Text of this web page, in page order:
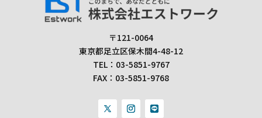
〒121-0064
東京都足立区保木間4-48-12
TEL： 03-5851-9767
FAX： 03-5851-9768